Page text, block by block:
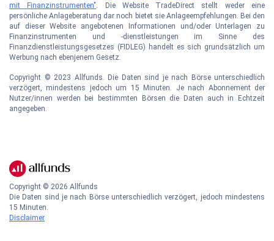
mit Finanzinstrumenten". Die Website TradeDirect stellt weder eine
persönliche Anlageberatung dar noch bietet sie Anlageempfehlungen. Bei den
auf dieser Website angebotenen Informationen und/oder Unterlagen zu
Finanzinstrumenten und -dienstleistungen im Sinne des
Finanzdienstleistungsgesetzes (FIDLEG) handelt es sich grundsätzlich um
Werbung nach ebenjenem Gesetz.
Copyright © 2023 Allfunds. Die Daten sind je nach Börse unterschiedlich
verzögert, mindestens jedoch um 15 Minuten. Je nach Abonnement der
Nutzer/innen werden bei bestimmten Börsen die Daten auch in Echtzeit
angegeben.
Copyright © 2026 Allfunds
Die Daten sind je nach Börse unterschiedlich verzögert, jedoch mindestens
15 Minuten.
Disclaimer